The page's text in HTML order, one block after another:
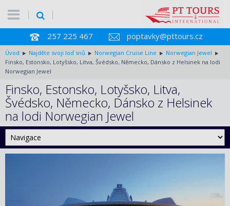
257 225 467 poptavky@pttours.cz
Úvod Najděte svoji loď snů Norwegian Cruise Line
Norwegian Jewel
Finsko, Estonsko, Lotyšsko, Litva, Švédsko, Německo, Dánsko z Helsinek na lodi
Norwegian Jewel
Finsko, Estonsko, Lotyšsko, Litva,
Švédsko, Německo, Dánsko z Helsinek
na lodi Norwegian Jewel